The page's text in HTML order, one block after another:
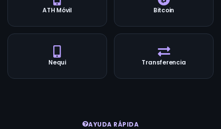
ATH Móvil Bitcoin
Nequi Transferencia
AYUDA RÁPIDA